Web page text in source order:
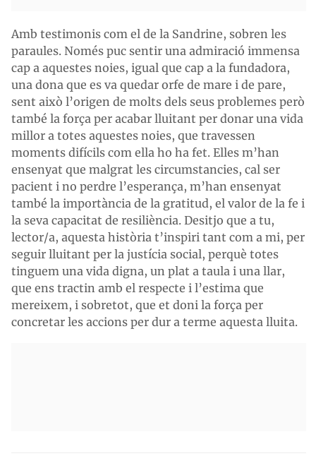
Amb testimonis com el de la Sandrine, sobren les
paraules. Només puc sentir una admiració immensa
cap a aquestes noies, igual que cap a la fundadora,
una dona que es va quedar orfe de mare i de pare,
sent això l’origen de molts dels seus problemes però
també la força per acabar lluitant per donar una vida
millor a totes aquestes noies, que travessen
moments difícils com ella ho ha fet. Elles m’han
ensenyat que malgrat les circumstancies, cal ser
pacient i no perdre l’esperança, m’han ensenyat
també la importància de la gratitud, el valor de la fe i
la seva capacitat de resiliència. Desitjo que a tu,
lector/a, aquesta història t’inspiri tant com a mi, per
seguir lluitant per la justícia social, perquè totes
tinguem una vida digna, un plat a taula i una llar,
que ens tractin amb el respecte i l’estima que
mereixem, i sobretot, que et doni la força per
concretar les accions per dur a terme aquesta lluita.